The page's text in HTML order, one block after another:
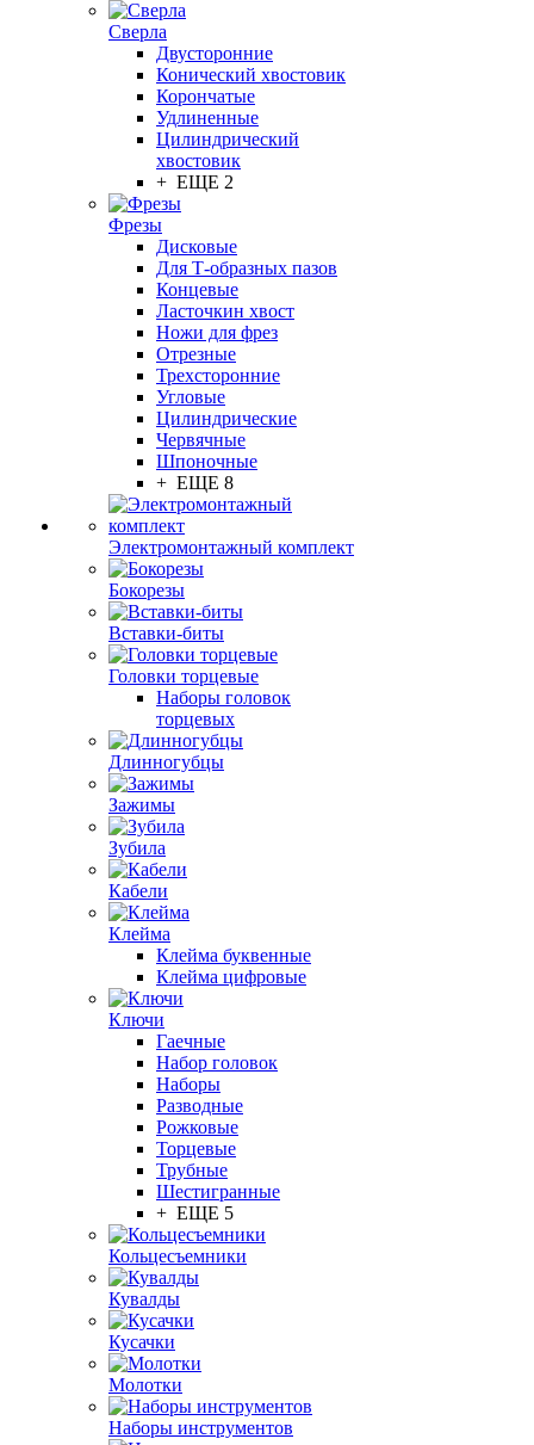
Сверла
Двусторонние
Конический хвостовик
Корончатые
Удлиненные
Цилиндрический
хвостовик
+ ЕЩЕ 2
Фрезы
Дисковые
Для Т-образных пазов
Концевые
Ласточкин хвост
Ножи для фрез
Отрезные
Трехсторонние
Угловые
Цилиндрические
Червячные
Шпоночные
+ ЕЩЕ 8
Электромонтажный комплект
Бокорезы
Вставки-биты
Головки торцевые
Наборы головок
торцевых
Длинногубцы
Зажимы
Зубила
Кабели
Клейма
Клейма буквенные
Клейма цифровые
Ключи
Гаечные
Набор головок
Наборы
Разводные
Рожковые
Торцевые
Трубные
Шестигранные
+ ЕЩЕ 5
Кольцесъемники
Кувалды
Кусачки
Молотки
Наборы инструментов